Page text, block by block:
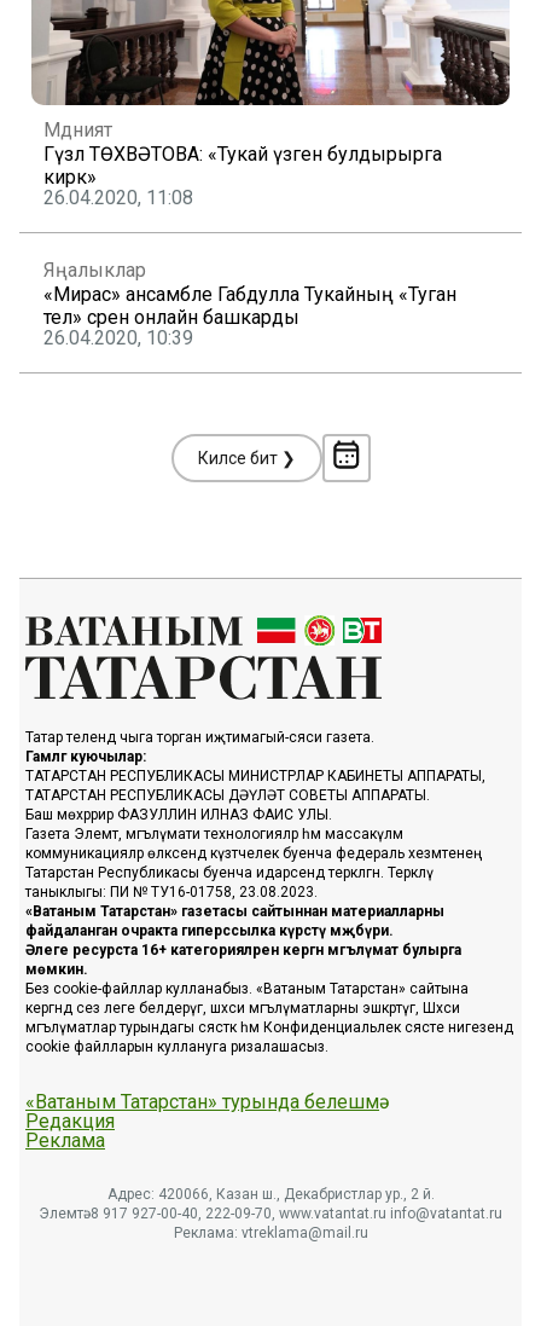
Мәдәният
Гүзәл ТӨХВӘТОВА: «Тукай үзәген булдырырга
кирәк»
26.04.2020, 11:08
Яңалыклар
«Мирас» ансамбле Габдулла Тукайның «Туган
тел» әсәрен онлайн башкарды
26.04.2020, 10:39
Киләсе бит ❯
Татар телендә чыга торган иҗтимагый-сәяси газета.
Гамәлгә куючылар:
ТАТАРСТАН РЕСПУБЛИКАСЫ МИНИСТРЛАР КАБИНЕТЫ АППАРАТЫ,
ТАТАРСТАН РЕСПУБЛИКАСЫ ДӘҮЛӘТ СОВЕТЫ АППАРАТЫ.
Баш мөхәррир ФАЗУЛЛИН ИЛНАЗ ФАИС УЛЫ.
Газета Элемтә, мәгълүмати технологияләр һәм массакүләм
коммуникацияләр өлкәсендә күзәтчелек буенча федераль хезмәтенең
Татарстан Республикасы буенча идарәсендә теркәлгән. Теркәлү
таныклыгы: ПИ № ТУ16-01758, 23.08.2023.
«Ватаным Татарстан» газетасы сайтыннан материалларны
файдаланган очракта гиперссылка күрсәтү мәҗбүри.
Әлеге ресурста 16+ категорияләренә кергән мәгълүмат булырга
мөмкин.
Без cookie-файллар кулланабыз. «Ватаным Татарстан» сайтына
кергәндә сез әлеге белдерүгә, шәхси мәгълүматларны эшкәртүгә, Шәхси
мәгълүматлар турындагы сәясәткә һәм Конфиденциальлек сәясәте нигезендә
cookie файлларын куллануга ризалашасыз.
«Ватаным Татарстан» турында белешмә
Редакция
Реклама
Адрес: 420066, Казан ш., Декабристлар ур., 2 й.
Элемтә: 8 917 927-00-40, 222-09-70, www.vatantat.ru info@vatantat.ru
Реклама: vtreklama@mail.ru